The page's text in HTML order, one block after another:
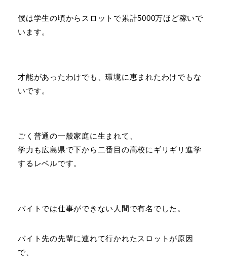
僕は学生の頃からスロットで累計5000万ほど稼いで
います。
才能があったわけでも、環境に恵まれたわけでもな
いです。
ごく普通の一般家庭に生まれて、
学力も広島県で下から二番目の高校にギリギリ進学
するレベルです。
バイトでは仕事ができない人間で有名でした。
バイト先の先輩に連れて行かれたスロットが原因
で、